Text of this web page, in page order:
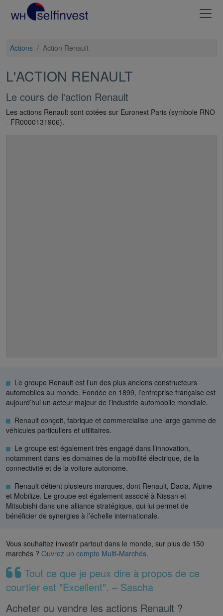
Actions / Action Renault
L'ACTION RENAULT
Le cours de l'action Renault
Les actions Renault sont cotées sur Euronext Paris (symbole RNO
- FR0000131906).
Le groupe Renault est l’un des plus anciens constructeurs
automobiles au monde. Fondée en 1899, l’entreprise française est
aujourd’hui un acteur majeur de l’industrie automobile mondiale.
Renault conçoit, fabrique et commercialise une large gamme de
véhicules particuliers et utilitaires.
Le groupe est également très engagé dans l’innovation,
notamment dans les domaines de la mobilité électrique, de la
connectivité et de la voiture autonome.
Renault détient plusieurs marques, dont Renault, Dacia, Alpine
et Mobilize. Le groupe est également associé à Nissan et
Mitsubishi dans une alliance stratégique, qui lui permet de
bénéficier de synergies à l’échelle internationale.
Vous souhaitez investir partout dans le monde, sur plus de 150
marchés ? Ouvrez un compte Multi-Marchés.
Tout ce que je peux dire à propos de ce
courtier est "Excellent". – Sascha
Acheter ou vendre les actions Renault ?